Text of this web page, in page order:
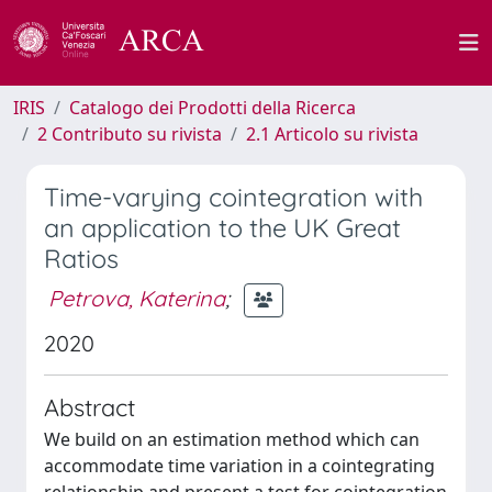
IRIS
Catalogo dei Prodotti della Ricerca
2 Contributo su rivista
2.1 Articolo su rivista
Time-varying cointegration with
an application to the UK Great
Ratios
Petrova, Katerina;
2020
Abstract
We build on an estimation method which can
accommodate time variation in a cointegrating